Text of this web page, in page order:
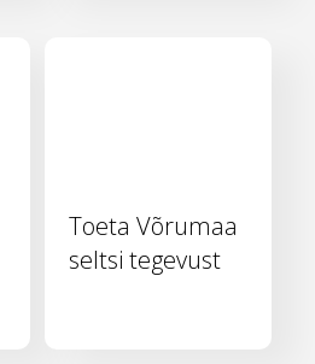
Toeta Võrumaa
seltsi tegevust